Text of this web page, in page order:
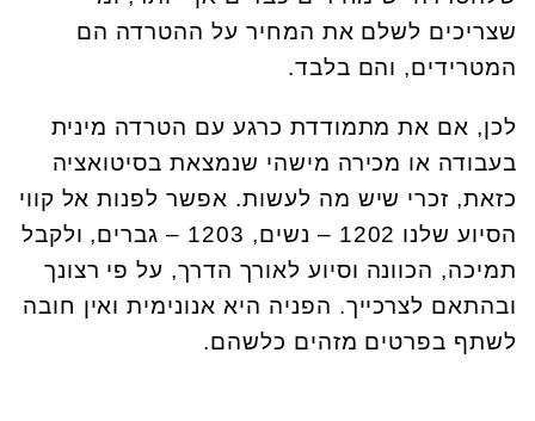
שצריכים לשלם את המחיר על ההטרדה הם
המטרידים, והם בלבד.
לכן, אם את מתמודדת כרגע עם הטרדה מינית
בעבודה או מכירה מישהי שנמצאת בסיטואציה
כזאת, זכרי שיש מה לעשות. אפשר לפנות אל קווי
הסיוע שלנו 1202 – נשים, 1203 – גברים, ולקבל
תמיכה, הכוונה וסיוע לאורך הדרך, על פי רצונך
ובהתאם לצרכייך. הפניה היא אנונימית ואין חובה
לשתף בפרטים מזהים כלשהם.